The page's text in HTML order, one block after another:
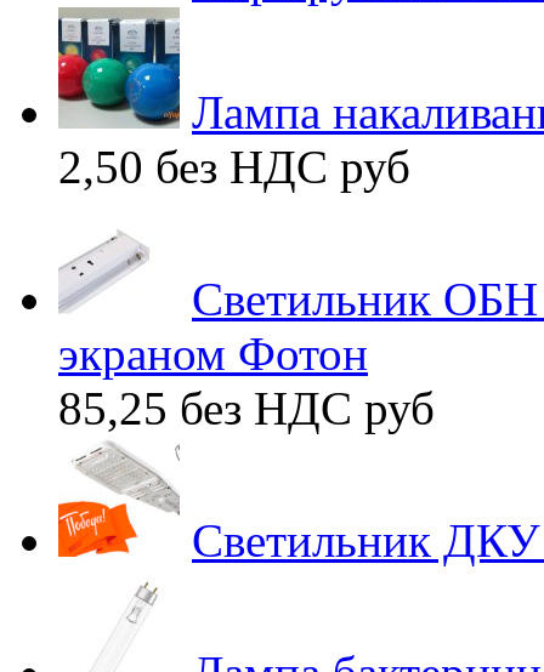
Лампа
2,50 без НДС руб
Светильник
экраном Фотон
85,25 без НДС руб
Светильник